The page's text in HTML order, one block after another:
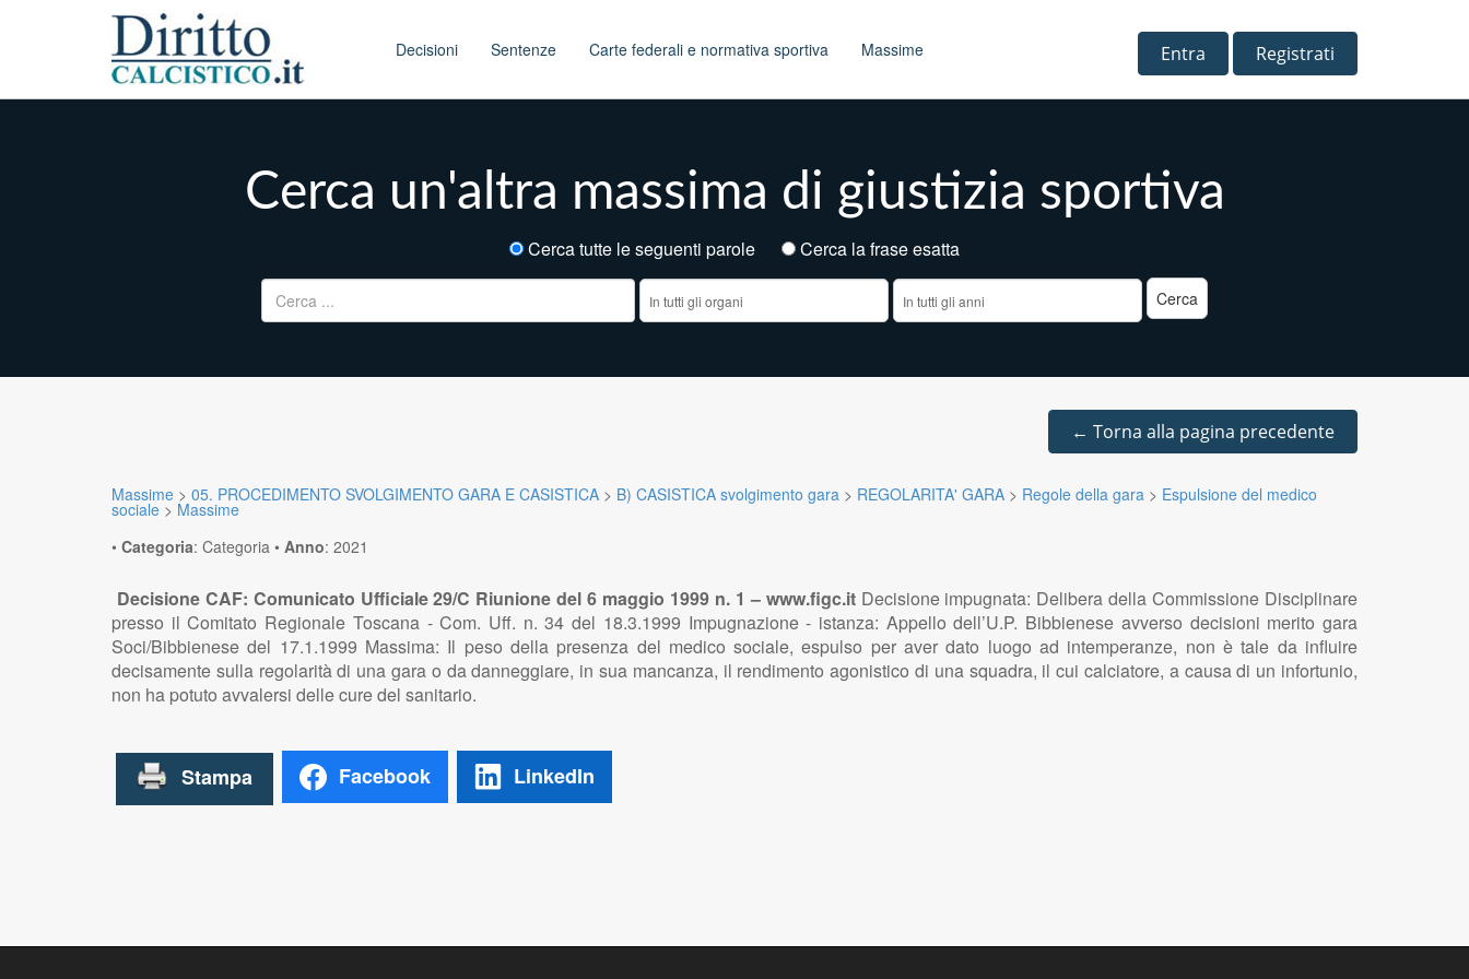
Main menu Decisioni Sentenze Carte federali e normativa sportiva Massime Entra Registrati
Cerca un'altra massima di giustizia sportiva
Cerca tutte le seguenti parole
Cerca la frase esatta
Ricerca per:
← Torna alla pagina precedente
Massime > 05. PROCEDIMENTO SVOLGIMENTO GARA E CASISTICA > B) CASISTICA svolgimento gara > REGOLARITA' GARA > Regole della gara > Espulsione del medico
sociale > Massime
• Categoria: Categoria • Anno: 2021
Decisione CAF: Comunicato Ufficiale 29/C Riunione del 6 maggio 1999 n. 1 – www.figc.itDecisione impugnata: Delibera della Commissione Disciplinare
presso il Comitato Regionale Toscana - Com. Uff. n. 34 del 18.3.1999 Impugnazione - istanza: Appello dell’U.P. Bibbienese avverso decisioni merito gara
Soci/Bibbienese del 17.1.1999 Massima: Il peso della presenza del medico sociale, espulso per aver dato luogo ad intemperanze, non è tale da influire
decisamente sulla regolarità di una gara o da danneggiare, in sua mancanza, il rendimento agonistico di una squadra, il cui calciatore, a causa di un infortunio,
non ha potuto avvalersi delle cure del sanitario.
Facebook LinkedIn